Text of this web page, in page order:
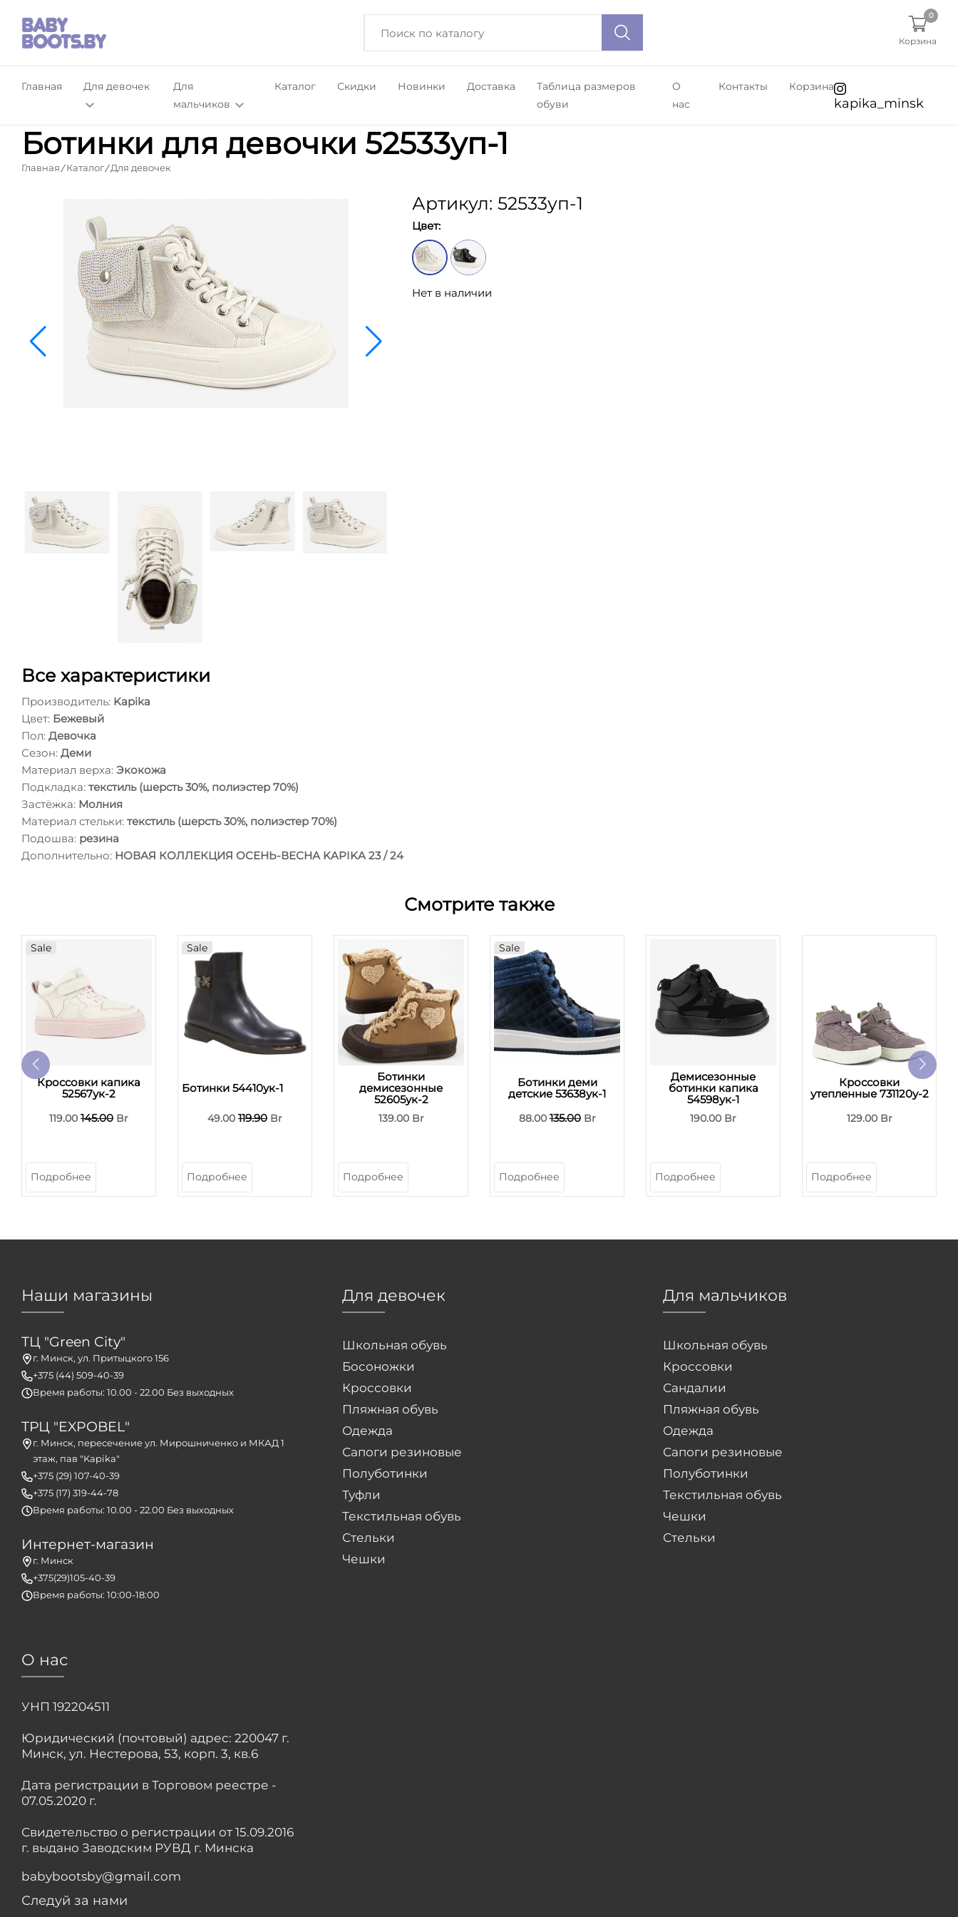
Корзина
0
Главная Для девочек
Для
мальчиков
Каталог Скидки Новинки Доставка
Таблица размеров
обуви
О
нас
Контакты Корзина
kapika_minsk
Ботинки для девочки 52533уп-1
Главная Каталог Для девочек
Артикул: 52533уп-1
Цвет:
Нет в наличии
Все характеристики
Производитель: Kapika
Цвет: Бежевый
Пол: Девочка
Сезон: Деми
Материал верха: Экокожа
Подкладка: текстиль (шерсть 30%, полиэстер 70%)
Застёжка: Молния
Материал стельки: текстиль (шерсть 30%, полиэстер 70%)
Подошва: резина
Дополнительно: НОВАЯ КОЛЛЕКЦИЯ ОСЕНЬ-ВЕСНА KAPIKA 23 / 24
Смотрите также
Sale
Кроссовки капика
52567ук-2
119.00 145.00 Br
Подробнее
Sale
Ботинки 54410ук-1
49.00 119.90 Br
Подробнее
Ботинки
демисезонные
52605ук-2
139.00 Br
Подробнее
Sale
Ботинки деми
детские 53638ук-1
88.00135.00Br
Подробнее
Демисезонные
ботинки капика
54598ук-1
190.00 Br
Подробнее
Кроссовки
утепленные 731120у-2
129.00 Br
Подробнее
Наши магазины
ТЦ "Green City"
г. Минск, ул. Притыцкого 156
+375 (44) 509-40-39
Время работы: 10.00 - 22.00 Без выходных
ТРЦ "EXPOBEL"
г. Минск, пересечение ул. Мирошниченко и МКАД 1
этаж, пав "Kapika"
+375 (29) 107-40-39
+375 (17) 319-44-78
Время работы: 10.00 - 22.00 Без выходных
Интернет-магазин
г. Минск
+375(29)105-40-39
Время работы: 10:00-18:00
Для девочек
Школьная обувь
Босоножки
Кроссовки
Пляжная обувь
Одежда
Сапоги резиновые
Полуботинки
Туфли
Текстильная обувь
Стельки
Чешки
Для мальчиков
Школьная обувь
Кроссовки
Сандалии
Пляжная обувь
Одежда
Сапоги резиновые
Полуботинки
Текстильная обувь
Чешки
Стельки
О нас
УНП 192204511
Юридический (почтовый) адрес: 220047 г.
Минск, ул. Нестерова, 53, корп. 3, кв.6
Дата регистрации в Торговом реестре -
07.05.2020 г.
Свидетельство о регистрации от 15.09.2016
г. выдано Заводским РУВД г. Минска
babybootsby@gmail.com
Следуй за нами